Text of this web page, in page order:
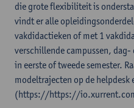
die grote flexibiliteit is
vindt er alle
vakdidactieken of met 1
verschillende campussen,
in eerste of tweede semester.
modeltrajecten op de helpdesk
(https://https://